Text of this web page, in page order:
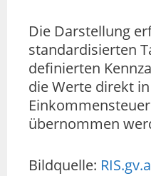
Die Darstellung
standardisierten
definierten
die Werte direkt
übernommen
Bildquelle: